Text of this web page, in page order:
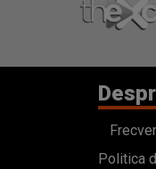
Politica